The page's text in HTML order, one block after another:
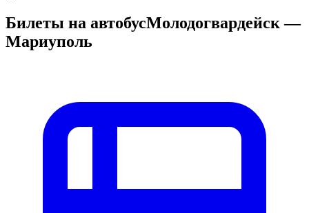
Билеты на автобусМолодогвардейск —
Мариуполь